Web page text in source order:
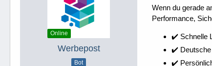
Online
Werbepost
Bot
Wenn du gerade
Performance,
✔️ Schnelle
✔️ Deutsche
✔️